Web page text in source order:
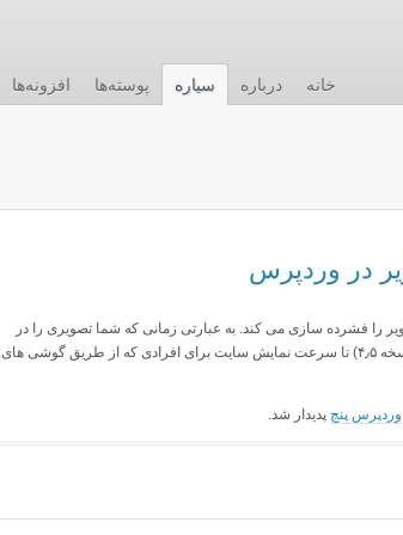
افزونه‌ها پوسته‌ها سیاره درباره خانه
در وردپرس
را فشرده سازی می کند. به عبارتی زمانی که شما تصویری را در
وردپرس آپلود می کنید، سیستم کیفیت آن را به ۸۲% کاهش می دهد (از نسخه ۴٫۵) تا سرعت نمایش سایت برای افرادی که از طریق گوشی های
وردپرس پنج پدیدار شد.